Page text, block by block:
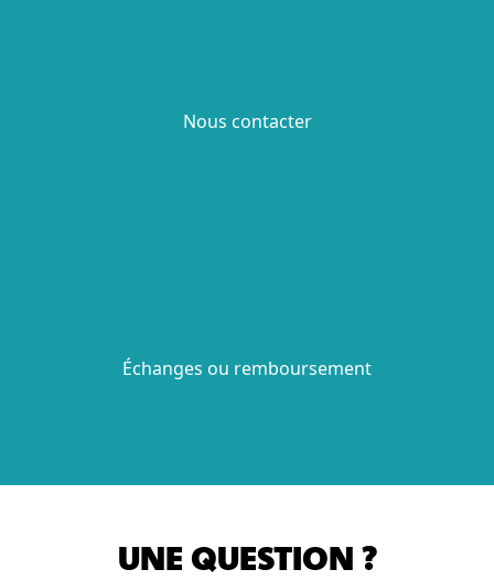
Nous contacter
Échanges ou remboursement
UNE QUESTION ?